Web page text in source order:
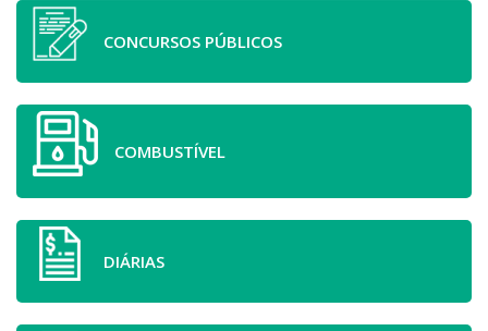
CONCURSOS PÚBLICOS
COMBUSTÍVEL
DIÁRIAS